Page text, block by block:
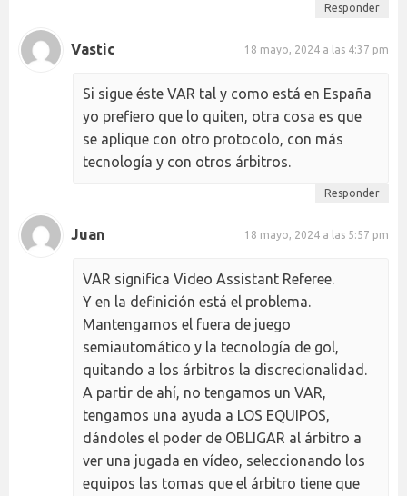
Responder
Vastic 18 mayo, 2024 a las 4:37 pm
Si sigue éste VAR tal y como está en España
yo prefiero que lo quiten, otra cosa es que
se aplique con otro protocolo, con más
tecnología y con otros árbitros.
Responder
Juan 18 mayo, 2024 a las 5:57 pm
VAR significa Video Assistant Referee.
Y en la definición está el problema.
Mantengamos el fuera de juego
semiautomático y la tecnología de gol,
quitando a los árbitros la discrecionalidad.
A partir de ahí, no tengamos un VAR,
tengamos una ayuda a LOS EQUIPOS,
dándoles el poder de OBLIGAR al árbitro a
ver una jugada en vídeo, seleccionando los
equipos las tomas que el árbitro tiene que